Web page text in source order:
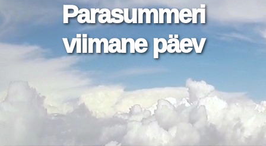
Parasummeri
viimane päev